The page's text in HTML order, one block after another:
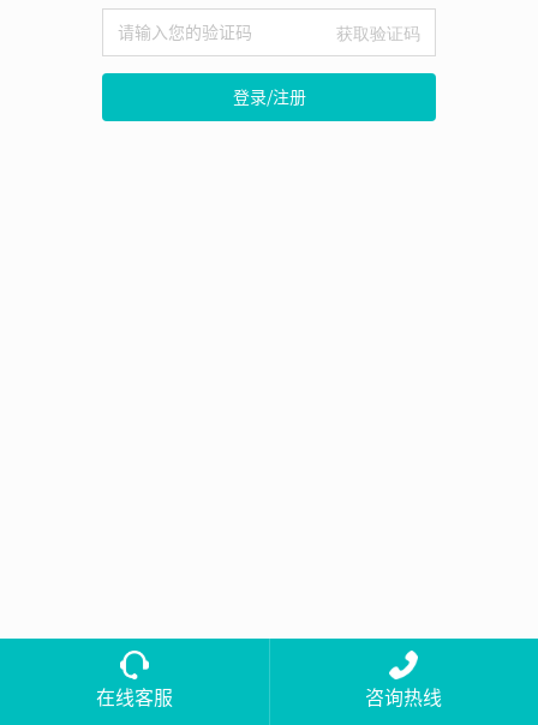
获取验证码
登录/注册
在线客服 咨询热线